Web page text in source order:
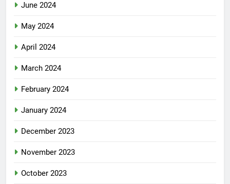
June 2024
May 2024
April 2024
March 2024
February 2024
January 2024
December 2023
November 2023
October 2023